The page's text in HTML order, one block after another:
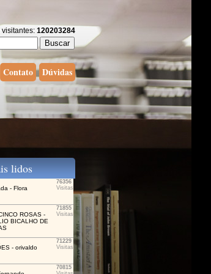
visitantes: 120203284
Contato Dúvidas
lidos
- Flora
76356
Visitas
ROSAS -
BICALHO DE
71855
Visitas
- orivaldo
71229
Visitas
70815